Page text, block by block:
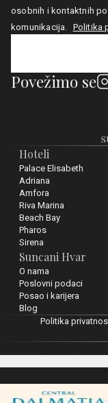
Hoteli
Palace Elisabeth
Adriana
Amfora
Riva Marina
Beach Bay
Pharos
Sirena
Suncani Hvar
O nama
Poslovni podaci
Posao i karijera
Blog
osobnih i kontaktnih
komunikacija. Politika
Povežimo se
Politika